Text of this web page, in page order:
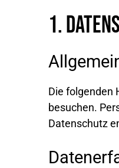
1.
Die folgenden
besuchen.
Datenschutz